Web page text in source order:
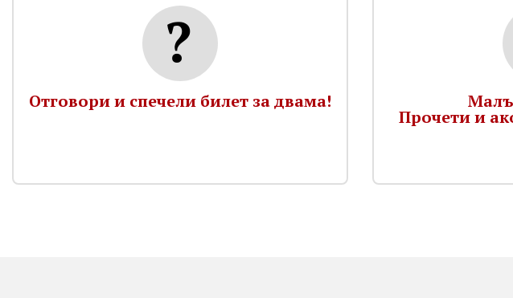
Отговори и спечели билет за двама!
Прочети и